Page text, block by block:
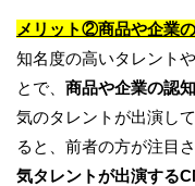
メリット②商品や企業
知名度の高いタレント
とで、 商品や企業の認
気のタレントが出演し
ると、前者の方が注目
気タレントが出演する